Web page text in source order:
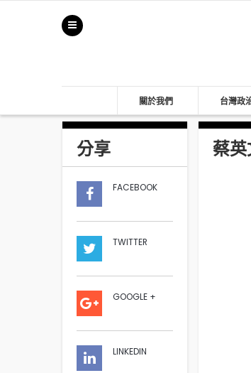
關於我們 台灣政
分享
FACEBOOK
TWITTER
GOOGLE +
LINKEDIN
蔡英